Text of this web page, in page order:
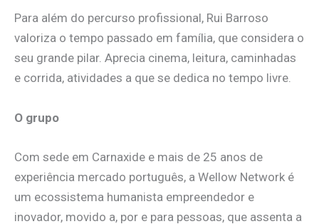
Para além do percurso profissional, Rui Barroso
valoriza o tempo passado em família, que considera o
seu grande pilar. Aprecia cinema, leitura, caminhadas
e corrida, atividades a que se dedica no tempo livre.
O grupo
Com sede em Carnaxide e mais de 25 anos de
experiência mercado português, a Wellow Network é
um ecossistema humanista empreendedor e
inovador, movido a, por e para pessoas, que assenta a